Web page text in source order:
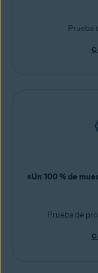
Prueba
«Un 100 % de
Prueba de